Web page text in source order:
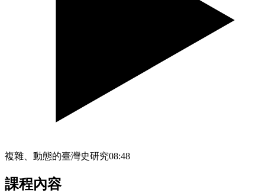
複雜、動態的臺灣史研究08:48
課程內容